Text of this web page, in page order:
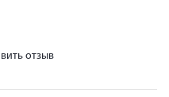
отзыв